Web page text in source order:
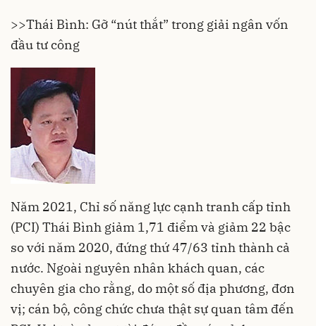
>>Thái Bình: Gỡ “nút thắt” trong giải ngân vốn
đầu tư công
Năm 2021, Chỉ số năng lực cạnh tranh cấp tỉnh
(PCI) Thái Bình giảm 1,71 điểm và giảm 22 bậc
so với năm 2020, đứng thứ 47/63 tỉnh thành cả
nước. Ngoài nguyên nhân khách quan, các
chuyên gia cho rằng, do một số địa phương, đơn
vị; cán bộ, công chức chưa thật sự quan tâm đến